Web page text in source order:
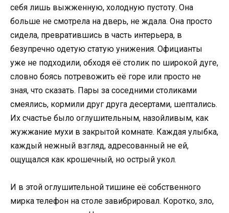
себя лишь выжженную, холодную пустоту. Она
больше не смотрела на дверь, не ждала. Она просто
сидела, превратившись в часть интерьера, в
безупречно одетую статую унижения. Официанты
уже не подходили, обходя её столик по широкой дуге,
словно боясь потревожить её горе или просто не
зная, что сказать. Пары за соседними столиками
смеялись, кормили друг друга десертами, шептались.
Их счастье было оглушительным, назойливым, как
жужжание мухи в закрытой комнате. Каждая улыбка,
каждый нежный взгляд, адресованный не ей,
ощущался как крошечный, но острый укол.
И в этой оглушительной тишине её собственного
мирка телефон на столе завибрировал. Коротко, зло,